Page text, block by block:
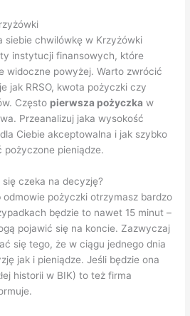
siebie chwilówkę w Krzyżówki
instytucji finansowych, które
widoczne powyżej. Warto zwrócić
jak RRSO, kwota pożyczki czy
Często pierwsza pożyczka w
Przeanalizuj jaka wysokość
Ciebie akceptowalna i jak szybko
pożyczone pieniądze.
czeka na decyzję?
pożyczki otrzymasz bardzo
będzie to nawet 15 minut –
pojawić się na koncie. Zazwyczaj
się tego, że w ciągu jednego dnia
jak i pieniądze. Jeśli będzie ona
historii w BIK) to też firma